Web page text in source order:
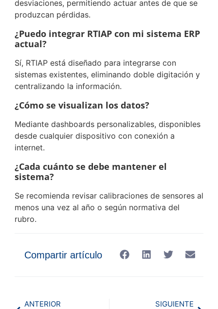
desviaciones, permitiendo actuar antes de que se
produzcan pérdidas.
¿Puedo integrar RTIAP con mi sistema ERP
actual?
Sí, RTIAP está diseñado para integrarse con
sistemas existentes, eliminando doble digitación y
centralizando la información.
¿Cómo se visualizan los datos?
Mediante dashboards personalizables, disponibles
desde cualquier dispositivo con conexión a
internet.
¿Cada cuánto se debe mantener el
sistema?
Se recomienda revisar calibraciones de sensores al
menos una vez al año o según normativa del
rubro.
Compartir artículo
ANTERIOR SIGUIENTE